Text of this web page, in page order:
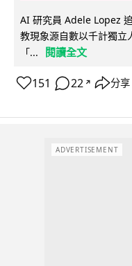
AI 研究員 Adele Lopez
教現象源自數以千計獨立
「...
閱讀全文
151 22 ↗ 分享
ADVERTISEMENT